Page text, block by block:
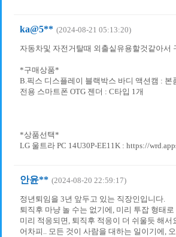
ka@5** (2024-08-21 05:13:20)
자동차및 자전거탈때 외출싵유용할것같아서
*구매상품*
B.픽스 디스플레이 블랙박스 바디 액션캠 : 본
전용 스마트폰 OTG 젠더 : C타입 1개
*상품선택*
LG 울트라 PC 14U30P-EE11K : https://
안윤** (2024-08-20 22:59:17)
정년퇴임을 3년 앞두고 있는 직장인입니다.
퇴직후 마냥 놀 수는 없기에, 미리 투잡 형태
미리 적응되면, 퇴직후 적응이 더 쉬울듯 해서
어차피.. 모든 것이 사람을 대하는 일이기에,